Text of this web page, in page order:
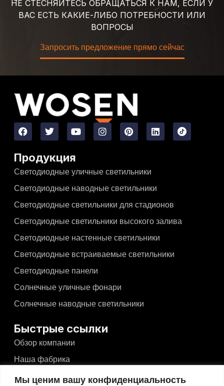
Мы ценим вашу конфиденциальность
НЕ СТЕСНЯЙТЕСЬ ОБРАЩАТЬСЯ К НАМ, ЕСЛИ У
ВАС ЕСТЬ КАКИЕ-ЛИБО ПОТРЕБНОСТИ ИЛИ
ВОПРОСЫ
Запросить предложение прямо сейчас
Продукция
Светодиодные уличные светильники
Светодиодные наводные светильники
Светодиодные светильники для стадионов
Светодиодные светильники высокого залива
Светодиодные настенные светильники
Светодиодные встраиваемые светильники
Светодиодные панели
Солнечные уличные фонари
Солнечные наводные светильники
Быстрые ссылки
Обзор компании
Наша фабрика
Новости и события